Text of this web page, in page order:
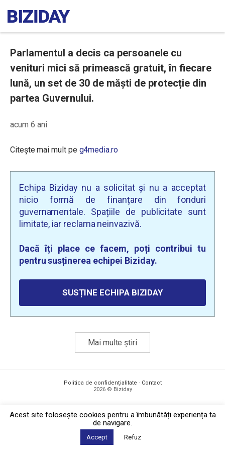
Parlamentul a decis ca persoanele cu
venituri mici să primească gratuit, în fiecare
lună, un set de 30 de măști de protecție din
partea Guvernului.
acum 6 ani
Citește mai mult pe g4media.ro
Echipa Biziday nu a solicitat și nu a acceptat
nicio formă de finanțare din fonduri
guvernamentale. Spațiile de publicitate sunt
limitate, iar reclama neinvazivă.
Dacă îți place ce facem, poți contribui tu
pentru susținerea echipei Biziday.
SUSȚINE ECHIPA BIZIDAY
Mai multe știri
Politica de confidențialitate · Contact
2026 © Biziday
Acest site foloseşte cookies pentru a îmbunătăți experiența ta
de navigare.
Accept Refuz